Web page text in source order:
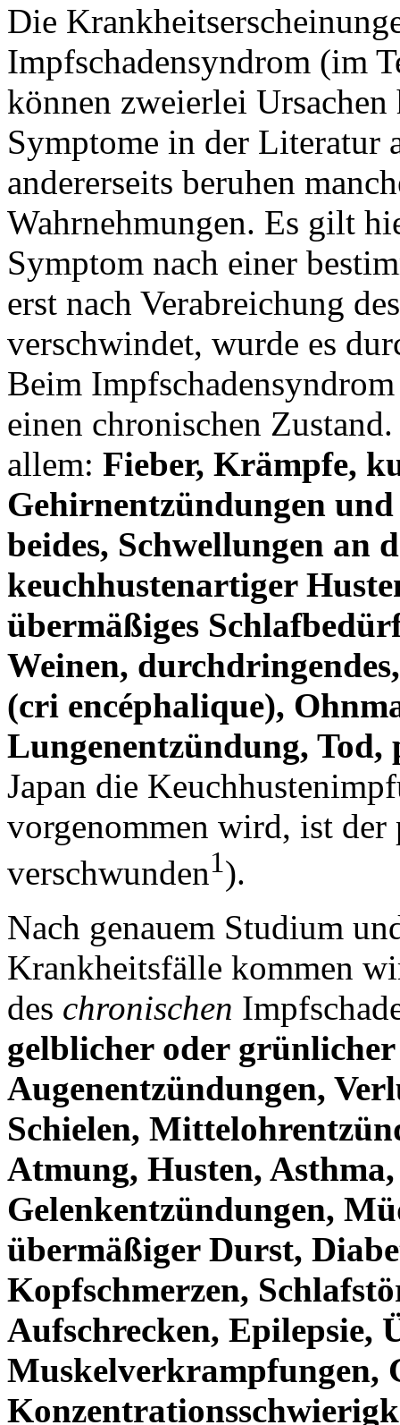
Die
Impfschadensyndrom (im
können zweierlei
Symptome in der Literatur
andererseits beruhen
Wahrnehmungen. Es gilt
Symptom nach einer
erst nach Verabreichung
verschwindet, wurde es
Beim
einen chronischen
allem: Fieber, Krämpfe,
Gehirnentzündungen
beides, Schwellungen an
keuchhustenartiger
übermäßiges
Weinen,
(cri encéphalique),
Lungenentzündung,
Japan die
vorgenommen wird, ist
verschwunden1).
Nach genauem Studium
Krankheitsfälle kommen
des chronischen
gelblicher oder grünlicher
Augenentzündungen,
Schielen,
Atmung, Husten,
Gelenkentzündungen,
übermäßiger Durst,
Kopfschmerzen,
Aufschrecken, Epilepsie,
Muskelverkrampfungen,